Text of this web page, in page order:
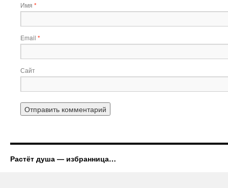
Имя *
Email *
Сайт
Растёт душа — избранница…